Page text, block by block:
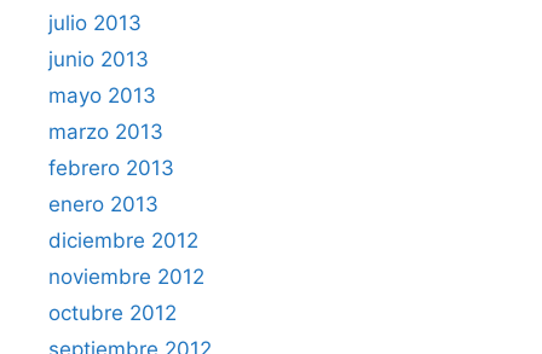
julio 2013
junio 2013
mayo 2013
marzo 2013
febrero 2013
enero 2013
diciembre 2012
noviembre 2012
octubre 2012
septiembre 2012